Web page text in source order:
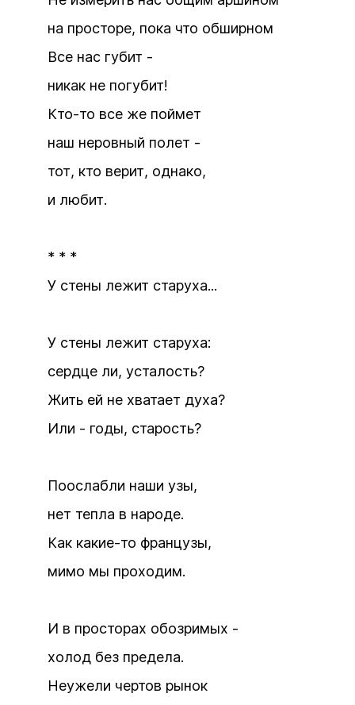
на просторе, пока что обширном
Все нас губит -
никак не погубит!
Кто-то все же поймет
наш неровный полет -
тот, кто верит, однако,
и любит.
* * *
У стены лежит старуха...
У стены лежит старуха:
сердце ли, усталость?
Жить ей не хватает духа?
Или - годы, старость?
Поослабли наши узы,
нет тепла в народе.
Как какие-то французы,
мимо мы проходим.
И в просторах обозримых -
холод без предела.
Неужели чертов рынок